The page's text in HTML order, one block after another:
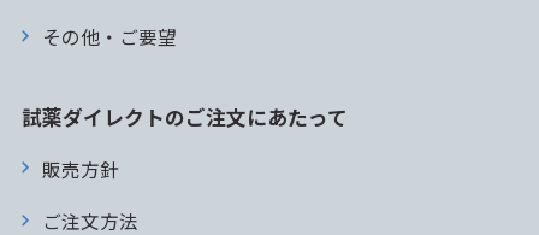
その他・ご要望
試薬ダイレクトのご注文にあたって
販売方針
ご注文方法